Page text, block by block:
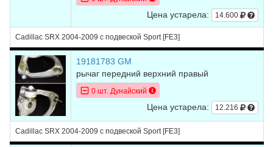
Цена устарела: 14.600
Cadillac SRX 2004-2009 с подвеской Sport [FE3]
19181783 GM
рычаг передний верхний правый
0 шт. Дунайский
Цена устарела: 12.216
Cadillac SRX 2004-2009 с подвеской Sport [FE3]